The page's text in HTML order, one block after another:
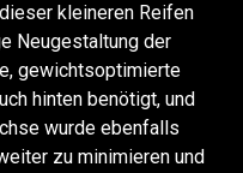
kleineren Reifen
Neugestaltung der
gewichtsoptimierte
hinten benötigt, und
wurde ebenfalls
zu minimieren und